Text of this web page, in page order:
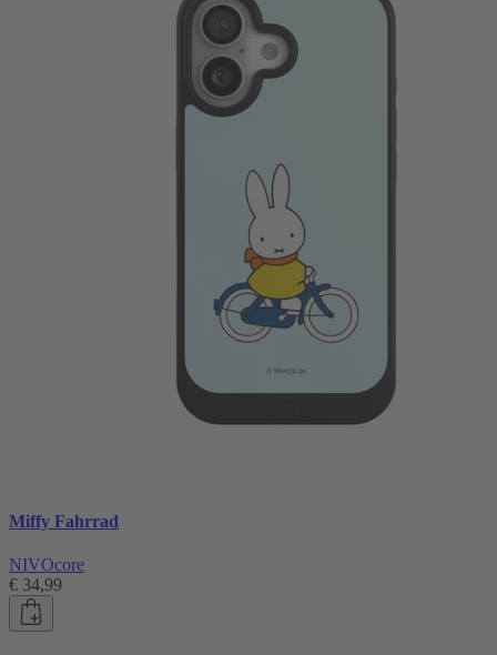
Miffy Fahrrad
NIVOcore
€ 34,99